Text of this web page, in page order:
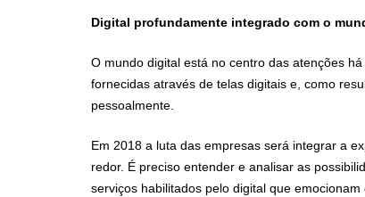
Digital profundamente integrado com o
O mundo digital está no centro das atenções
fornecidas através de telas digitais e, como
pessoalmente.
Em 2018 a luta das empresas será integrar a
redor. É preciso entender e analisar as
serviços habilitados pelo digital que